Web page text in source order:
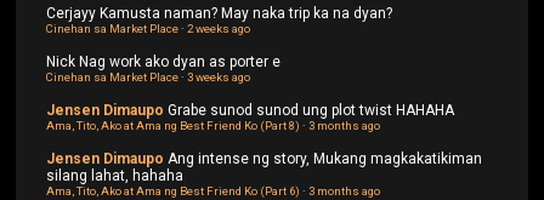
Cerjayy Kamusta naman? May naka trip ka na dyan?
Cinehan sa Market Place·2 weeks ago
Nick Nag work ako dyan as porter e
Cinehan sa Market Place·3 weeks ago
Jensen Dimaupo Grabe sunod sunod ung plot twist HAHAHA
Ama, Tito, Ako at Ama ng Best Friend Ko (Part 8) ·3 months ago
Jensen Dimaupo Ang intense ng story, Mukang magkakatikiman
silang lahat, hahaha
Ama, Tito, Ako at Ama ng Best Friend Ko (Part 6) ·3 months ago